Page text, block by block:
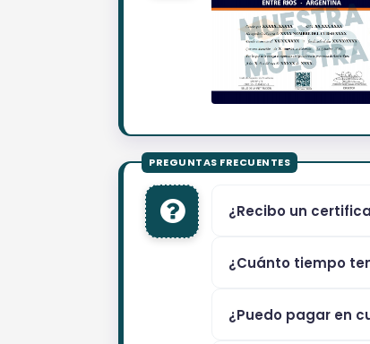
¿Recibo un
¿Cuánto tiempo
¿Puedo pagar en